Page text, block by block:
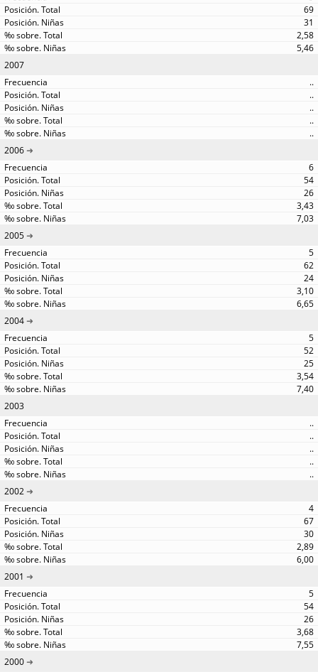
69
31
2,58
5,46
2007
..
..
..
..
..
2006
6
54
26
3,43
7,03
2005
5
62
24
3,10
6,65
2004
5
52
25
3,54
7,40
2003
..
..
..
..
..
2002
4
67
30
2,89
6,00
2001
5
54
26
3,68
7,55
2000